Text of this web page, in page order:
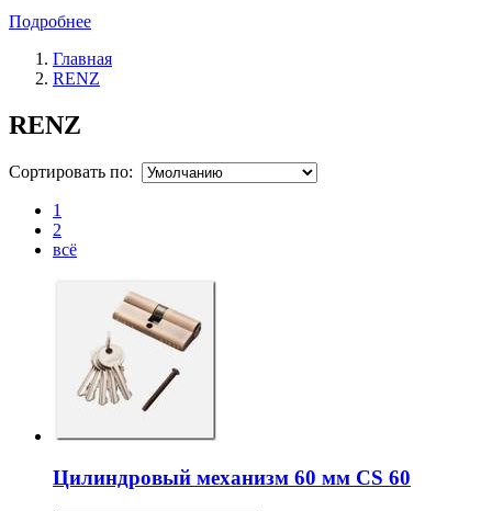
Подробнее
Главная
RENZ
RENZ
Сортировать по:
1
2
всё
Цилиндровый механизм 60 мм CS 60